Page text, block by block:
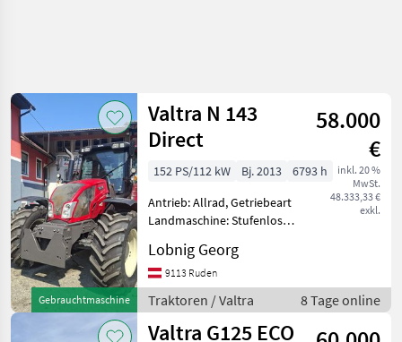
Gebrauchtmaschine
Valtra N 143
Direct
58.000
€
inkl. 20 %
MwSt.
48.333,33 €
exkl.
152 PS/112 kW Bj. 2013
6793 h
Antrieb: Allrad, Getriebeart
Landmaschine: Stufenloses
Zapfwellendrehzahl:
540/1000,
Höchstgeschwindigkeit in
km/h: 50 km/h, Aufladung:
Turbo
Lobnig Georg
9113 Ruden
Traktoren / Valtra 8 Tage online
Valtra G125 ECO